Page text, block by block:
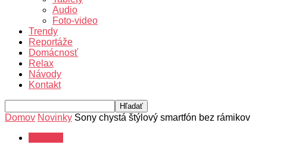
Audio
Foto-video
Trendy
Reportáže
Domácnosť
Relax
Návody
Kontakt
Domov Novinky Sony chystá štýlový smartfón bez rámikov